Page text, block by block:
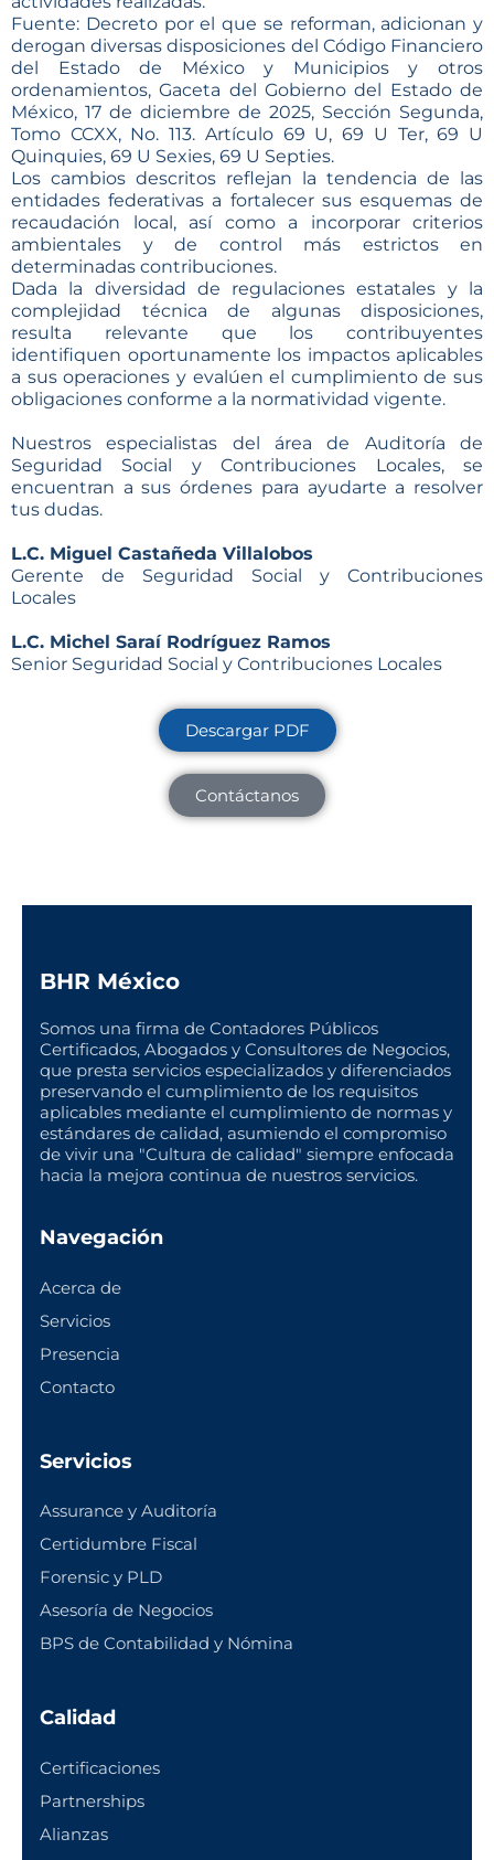
Fuente: Decreto por el que se reforman, adicionan y
derogan diversas disposiciones del Código Financiero
del Estado de México y Municipios y otros
ordenamientos, Gaceta del Gobierno del Estado de
México, 17 de diciembre de 2025, Sección Segunda,
Tomo CCXX, No. 113. Artículo 69 U, 69 U Ter, 69 U
Quinquies, 69 U Sexies, 69 U Septies.
Los cambios descritos reflejan la tendencia de las
entidades federativas a fortalecer sus esquemas de
recaudación local, así como a incorporar criterios
ambientales y de control más estrictos en
determinadas contribuciones.
Dada la diversidad de regulaciones estatales y la
complejidad técnica de algunas disposiciones,
resulta relevante que los contribuyentes
identifiquen oportunamente los impactos aplicables
a sus operaciones y evalúen el cumplimiento de sus
obligaciones conforme a la normatividad vigente.
Nuestros especialistas del área de Auditoría de
Seguridad Social y Contribuciones Locales, se
encuentran a sus órdenes para ayudarte a resolver
tus dudas.
L.C. Miguel Castañeda Villalobos
Gerente de Seguridad Social y Contribuciones
Locales
L.C. Michel Saraí Rodríguez Ramos
Senior Seguridad Social y Contribuciones Locales
Descargar PDF
Contáctanos
BHR México
Somos una firma de Contadores Públicos
Certificados, Abogados y Consultores de Negocios,
que presta servicios especializados y diferenciados
preservando el cumplimiento de los requisitos
aplicables mediante el cumplimiento de normas y
estándares de calidad, asumiendo el compromiso
de vivir una "Cultura de calidad" siempre enfocada
hacia la mejora continua de nuestros servicios.
Navegación
Acerca de
Servicios
Presencia
Contacto
Servicios
Assurance y Auditoría
Certidumbre Fiscal
Forensic y PLD
Asesoría de Negocios
BPS de Contabilidad y Nómina
Calidad
Certificaciones
Partnerships
Alianzas